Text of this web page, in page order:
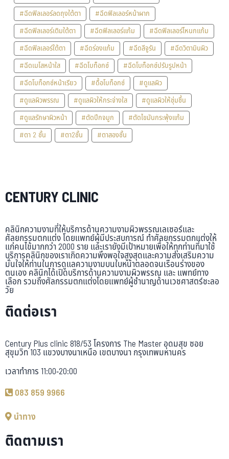
#ฉีดฟิลเลอร์ลดถุงใต้ตา
#ฉีดฟิลเลอร์หน้าผาก
#ฉีดฟิลเลอร์เติมใต้ตา
#ฉีดฟิลเลอร์แก้ม
#ฉีดฟิลเลอร์โหนกแก้ม
#ฉีดฟิลเลอร์ใต้ตา
#ฉีดร่องแก้ม #ฉีดลีจูรัน
#ฉีดวิตามินผิว
#ฉีดเมโสหน้าใส
#ฉีดโบท็อกซ์
#ฉีดโบท็อกซ์ปรับรูปหน้า
#ฉีดโบท็อกซ์หน้าเรียว
#ดื้อโบท็อกซ์
#ดูแลผิว
#ดูแลผิวพรรณ
#ดูแลผิวให้กระจ่างใส
#ดูแลผิวให้ชุ่มชื้น
#ดูแลรักษาผิวหน้า
#ตัดปีกจมูก
#ตัดไขมันกระพุ้งแก้ม
#ตา 2 ชั้น
#ตา2ชั้น #ตาสองชั้น
CENTURY CLINIC
คลินิกความงามที่ให้บริการด้านความงามผิวพรรณเลเซอร์และ
ศัลยกรรมตกแต่ง โดยแพทย์ผู้มีประสบการณ์ ทำศัลยกรรมตกแต่งให้
แก่คนไข้มากกว่า 2000 ราย และเรายังมีเป้าหมายเพื่อให้ทุกท่านที่มาใช้
บริการคลินิกของเราเกิดความพึงพอใจสูงสุดและความส่งเสริมความ
มั่นใจให้ท่านในการดูแลความงามบนใบหน้าตลอดจนเรือนร่างของ
ตนเอง คลินิกได้เปิดบริการด้านความงามผิวพรรณ และ แพทย์ทาง
เลือก รวมถึงศัลกรรมตกแต่งโดยแพทย์ผู้ชำนาญด้านเวชศาสตร์ชะลอ
วัย
ติดต่อเรา
Century Plus clinic 818/53 โครงการ The Master อุดมสุข ซอย
สุขุมวิท 103 แขวงบางนาเหนือ เขตบางนา กรุงเทพมหานคร
เวลาทำการ 11:00-20:00
083 859 9966
นำทาง
ติดตามเรา